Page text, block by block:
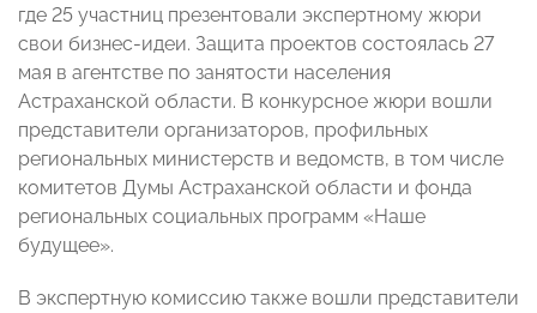
где 25 участниц презентовали экспертному жюри
свои бизнес-идеи. Защита проектов состоялась 27
мая в агентстве по занятости населения
Астраханской области. В конкурсное жюри вошли
представители организаторов, профильных
региональных министерств и ведомств, в том числе
комитетов Думы Астраханской области и фонда
региональных социальных программ «Наше
будущее».
В экспертную комиссию также вошли представители